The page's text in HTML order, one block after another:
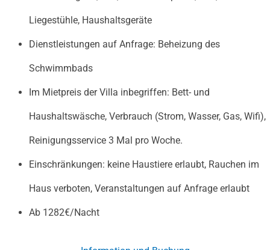
Liegestühle, Haushaltsgeräte
Dienstleistungen auf Anfrage: Beheizung des
Schwimmbads
Im Mietpreis der Villa inbegriffen: Bett- und
Haushaltswäsche, Verbrauch (Strom, Wasser, Gas, Wifi),
Reinigungsservice 3 Mal pro Woche.
Einschränkungen: keine Haustiere erlaubt, Rauchen im
Haus verboten, Veranstaltungen auf Anfrage erlaubt
Ab 1282€/Nacht